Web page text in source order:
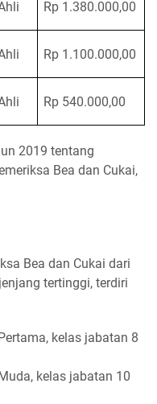
Rp 1.380.000,00
Rp 1.100.000,00
Rp 540.000,00
2019 tentang
Bea dan Cukai,
Bea dan Cukai dari
tertinggi, terdiri
kelas jabatan 8
kelas jabatan 10